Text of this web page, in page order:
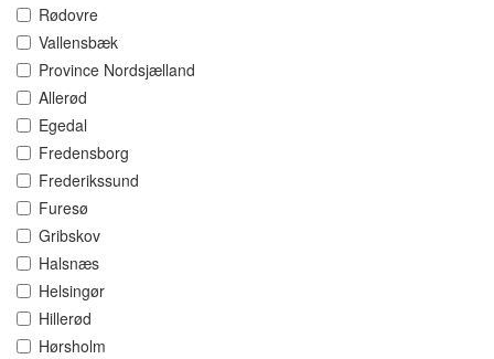
Rødovre
Vallensbæk
Province Nordsjælland
Allerød
Egedal
Fredensborg
Frederikssund
Furesø
Gribskov
Halsnæs
Helsingør
Hillerød
Hørsholm